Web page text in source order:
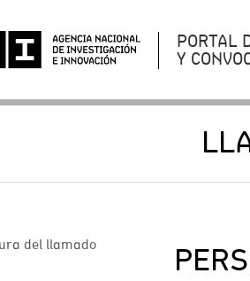
PORTAL
Y
del llamado